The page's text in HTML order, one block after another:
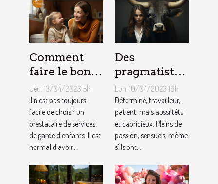
Comment
faire le bon
choix entre
une crèche et
une
assistante
maternelle ?
Jeu. 13/04/2023 5h
Il n'est pas toujours
facile de choisir un
prestataire de services
de garde d'enfants. Il est
normal d'avoir...
Des
pragmatistes
imaginatifs
et patients :
comment
sont les gens
du Taureau ?
Lun. 10/04/2023 19h
Déterminé, travailleur,
patient, mais aussi têtu
et capricieux. Pleins de
passion, sensuels, même
s'ils ont...